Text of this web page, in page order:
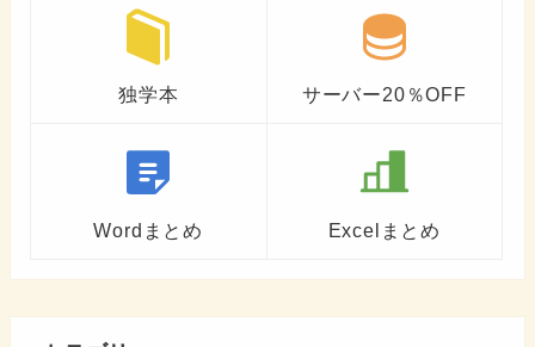
独学本 サーバー20％OFF
Wordまとめ Excelまとめ